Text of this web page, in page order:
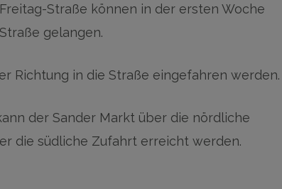
Straße können in der ersten Woche
gelangen.
Richtung in die Straße eingefahren werden.
der Sander Markt über die nördliche
die südliche Zufahrt erreicht werden.